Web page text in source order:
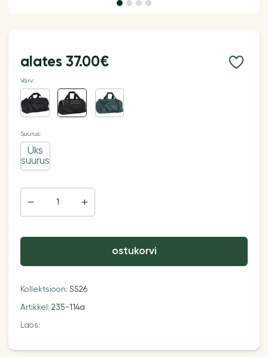
alates37.00€
Värv:
Suurus:
Üks
suurus
ostukorvi
Kollektsioon:SS26
Artikkel:235-114a
Laos: